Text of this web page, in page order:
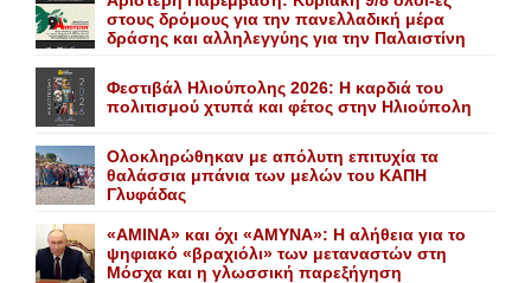
στους δρόμους για την πανελλαδική μέρα
δράσης και αλληλεγγύης για την Παλαιστίνη
Φεστιβάλ Ηλιούπολης 2026: Η καρδιά του
πολιτισμού χτυπά και φέτος στην Ηλιούπολη
Ολοκληρώθηκαν με απόλυτη επιτυχία τα
θαλάσσια μπάνια των μελών του KAΠH
Γλυφάδας
«AMINA» και όχι «ΑΜΥΝΑ»: Η αλήθεια για το
ψηφιακό «βραχιόλι» των μεταναστών στη
Μόσχα και η γλωσσική παρεξήγηση